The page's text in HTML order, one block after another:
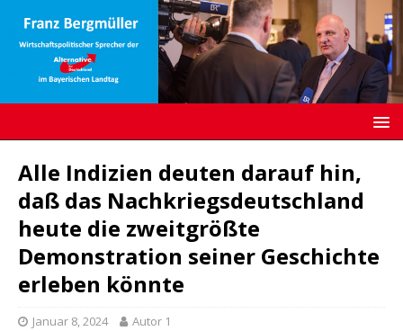
Alle Indizien deuten darauf hin,
daß das Nachkriegsdeutschland
heute die zweitgrößte
Demonstration seiner Geschichte
erleben könnte
Januar 8, 2024 Autor 1